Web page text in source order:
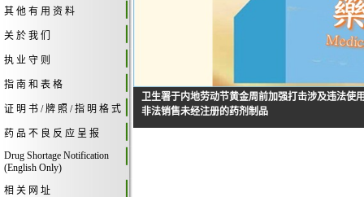
其 他 有 用 资 料
关 於 我 们
执 业 守 则
指 南 和 表 格
证 明 书 / 牌 照 / 指 明 格 式
药 品 不 良 反 应 呈 报
Drug Shortage Notification
(English Only)
相 关 网 址
卫生署于内地劳动节黄金周前加强打击涉及违法使
非法销售未经注册的药剂制品